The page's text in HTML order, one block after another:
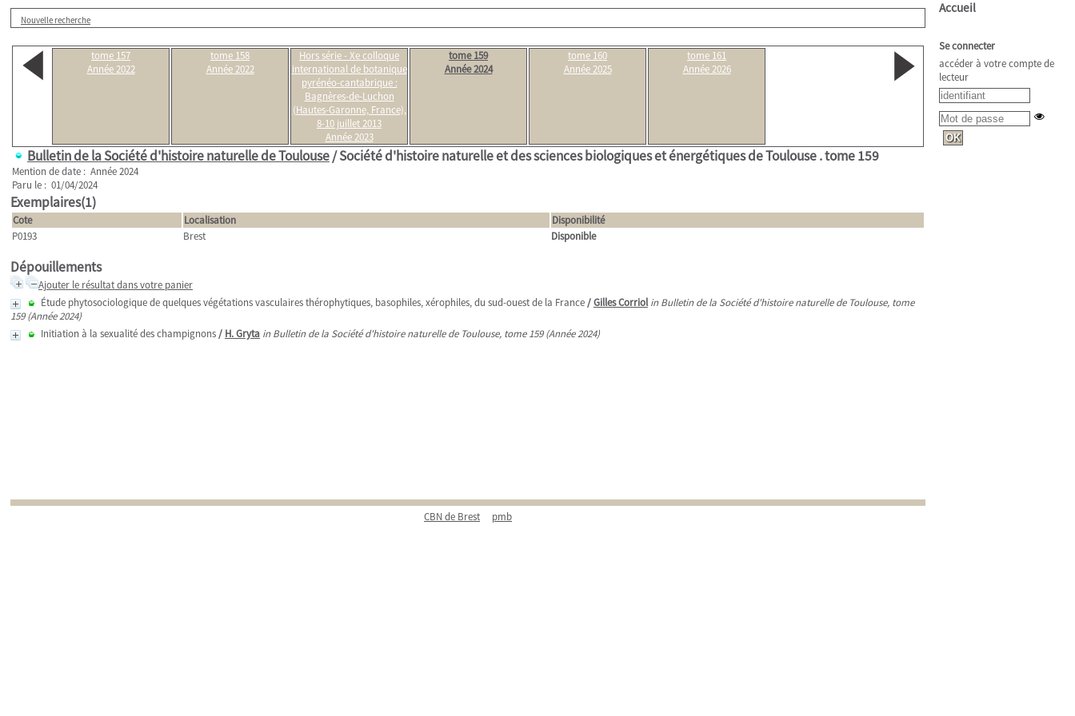
Nouvelle recherche
tome 157
Année 2022
tome 158
Année 2022
Hors série - Xe colloque
international de botanique
pyrénéo-cantabrique :
Bagnères-de-Luchon
(Hautes-Garonne, France),
8-10 juillet 2013
Année 2023
tome 159
Année 2024
tome 160
Année 2025
tome 161
Année 2026
Bulletin de la Société d'histoire naturelle de Toulouse/ Société d'histoire naturelle et des sciences biologiques et énergétiques de Toulouse .tome 159
Mention de date : Année 2024
Paru le : 01/04/2024
Exemplaires(1)
Cote Localisation
Disponibilité
P0193
Brest Disponible
Dépouillements
Ajouter le résultat dans votre panier
Étude phytosociologique de quelques végétations vasculaires thérophytiques, basophiles, xérophiles, du sud-ouest de la France/Gilles Corriol in Bulletin de la Société d'histoire naturelle de Toulouse, tome
159 (Année 2024)
Initiation à la sexualité des champignons/ H. Gryta in Bulletin de la Société d'histoire naturelle de Toulouse, tome 159 (Année 2024)
CBN de Brest pmb
Accueil
Se connecter
accéder à votre compte de
lecteur